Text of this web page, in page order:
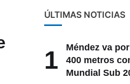
ÚLTIMAS NOTICIAS
1
Méndez va
400 metros
Mundial Sub